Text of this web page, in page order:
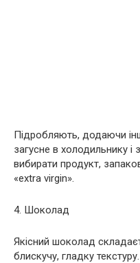
Підробляють, додаючи
загусне в холодильнику
вибирати продукт,
«extra virgin».
4. Шоколад
Якісний шоколад
блискучу, гладку